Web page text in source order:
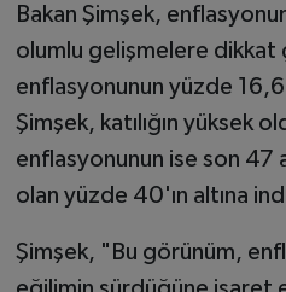
Bakan Şimşek,
olumlu gelişmelere dikkat
enflasyonunun yüzde
Şimşek, katılığın yüksek
enflasyonunun ise son 47
olan yüzde 40'ın altına
Şimşek, "Bu görünüm,